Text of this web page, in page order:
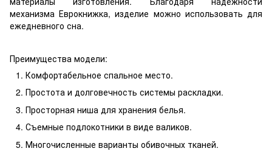
механизма Еврокнижка, изделие можно использовать для
ежедневного сна.
Преимущества модели:
Комфортабельное спальное место.
Простота и долговечность системы раскладки.
Просторная ниша для хранения белья.
Съемные подлокотники в виде валиков.
Многочисленные варианты обивочных тканей.